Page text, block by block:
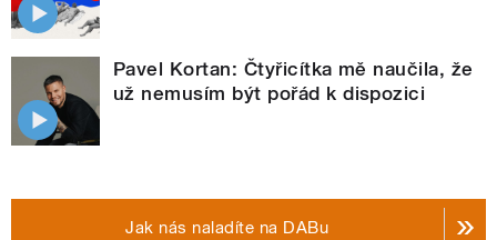
Pavel Kortan: Čtyřicítka mě naučila, že
už nemusím být pořád k dispozici
Jak nás naladíte na DABu